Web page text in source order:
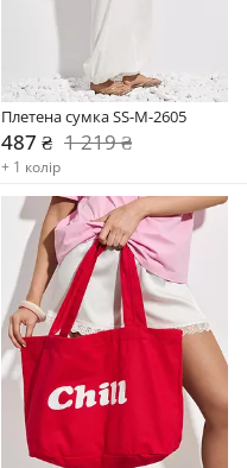
Плетена сумка SS-M-2605
487 ₴ 1 219 ₴
+ 1 колір